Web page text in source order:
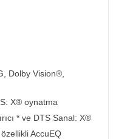
Dolby Vision®,
X® oynatma
* ve DTS Sanal: X®
AccuEQ